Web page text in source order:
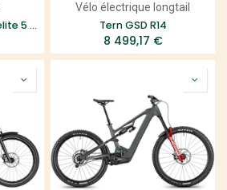
Riese & Müller Superdelite 5 Rohloff HS
Vélo électrique longtail
Tern GSD R14
8 499,17 €